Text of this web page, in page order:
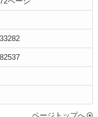
ページトップへ